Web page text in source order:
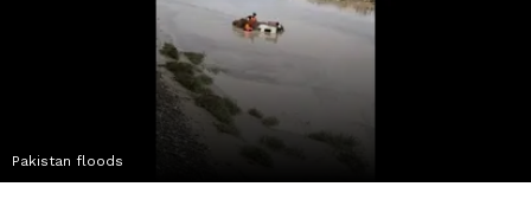
Pakistan floods